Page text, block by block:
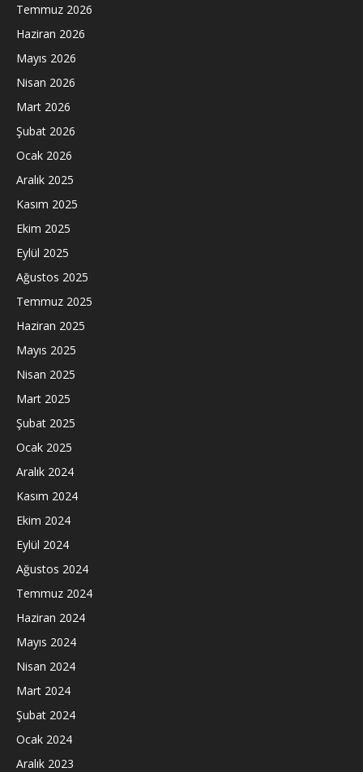
Temmuz 2026
Haziran 2026
Mayıs 2026
Nisan 2026
Mart 2026
Şubat 2026
Ocak 2026
Aralık 2025
Kasım 2025
Ekim 2025
Eylül 2025
Ağustos 2025
Temmuz 2025
Haziran 2025
Mayıs 2025
Nisan 2025
Mart 2025
Şubat 2025
Ocak 2025
Aralık 2024
Kasım 2024
Ekim 2024
Eylül 2024
Ağustos 2024
Temmuz 2024
Haziran 2024
Mayıs 2024
Nisan 2024
Mart 2024
Şubat 2024
Ocak 2024
Aralık 2023